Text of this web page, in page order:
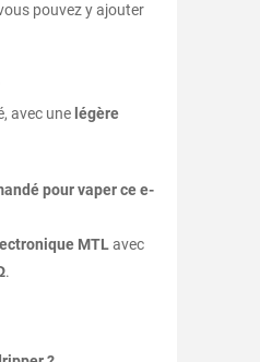
pouvez y ajouter
avec une légère
pour vaper ce e-
MTLavec
.